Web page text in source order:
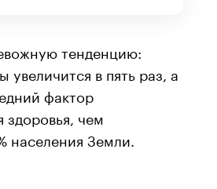
тенденцию:
в пять раз, а
фактор
здоровья, чем
населения Земли.